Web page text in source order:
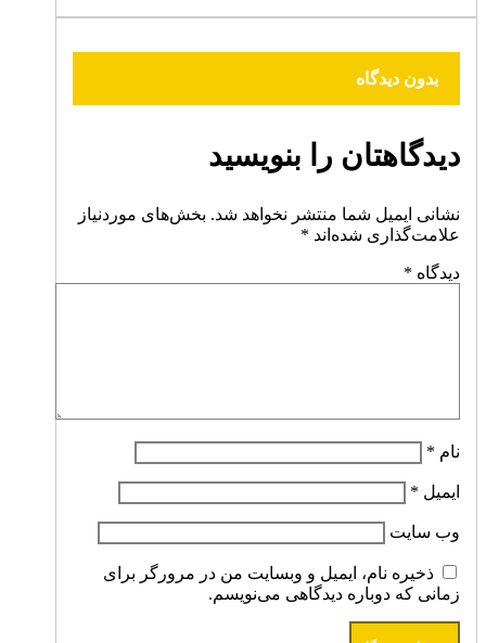
بدون دیدگاه
دیدگاهتان را بنویسید
نشانی ایمیل شما منتشر نخواهد شد. بخش‌های موردنیاز
علامت‌گذاری شده‌اند *
دیدگاه *
نام *
ایمیل *
وب‌ سایت
ذخیره نام، ایمیل و وبسایت من در مرورگر برای
زمانی که دوباره دیدگاهی می‌نویسم.